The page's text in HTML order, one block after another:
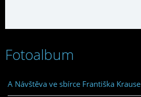
Fotoalbum
A Návštěva ve sbírce Františka Krause